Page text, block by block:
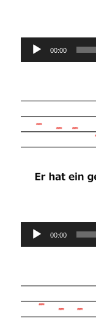
Audio-
00:00
Audio-
00:00